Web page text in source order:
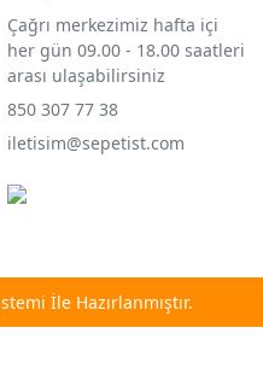
Çağrı merkezimiz hafta içi
her gün 09.00 - 18.00 saatleri
arası ulaşabilirsiniz
850 307 77 38
iletisim@sepetist.com
İle Hazırlanmıştır.